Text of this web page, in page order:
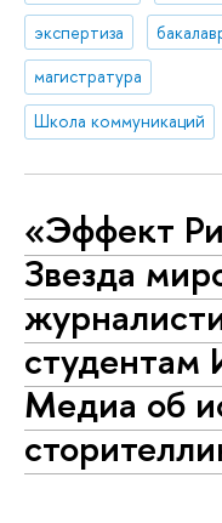
экспертиза
магистратура
Школа коммуникаций
«Эффект
Звезда
студентам
Медиа об